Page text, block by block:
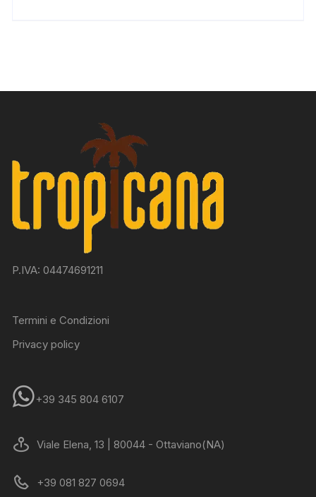
P.IVA: 04474691211
Termini e Condizioni
Privacy policy
+39 345 804 6107
Viale Elena, 13 | 80044 - Ottaviano(NA)
+39 081 827 0694